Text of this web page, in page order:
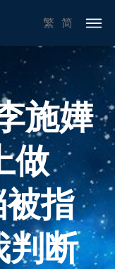
繁 简
施嬅
做
指
判断